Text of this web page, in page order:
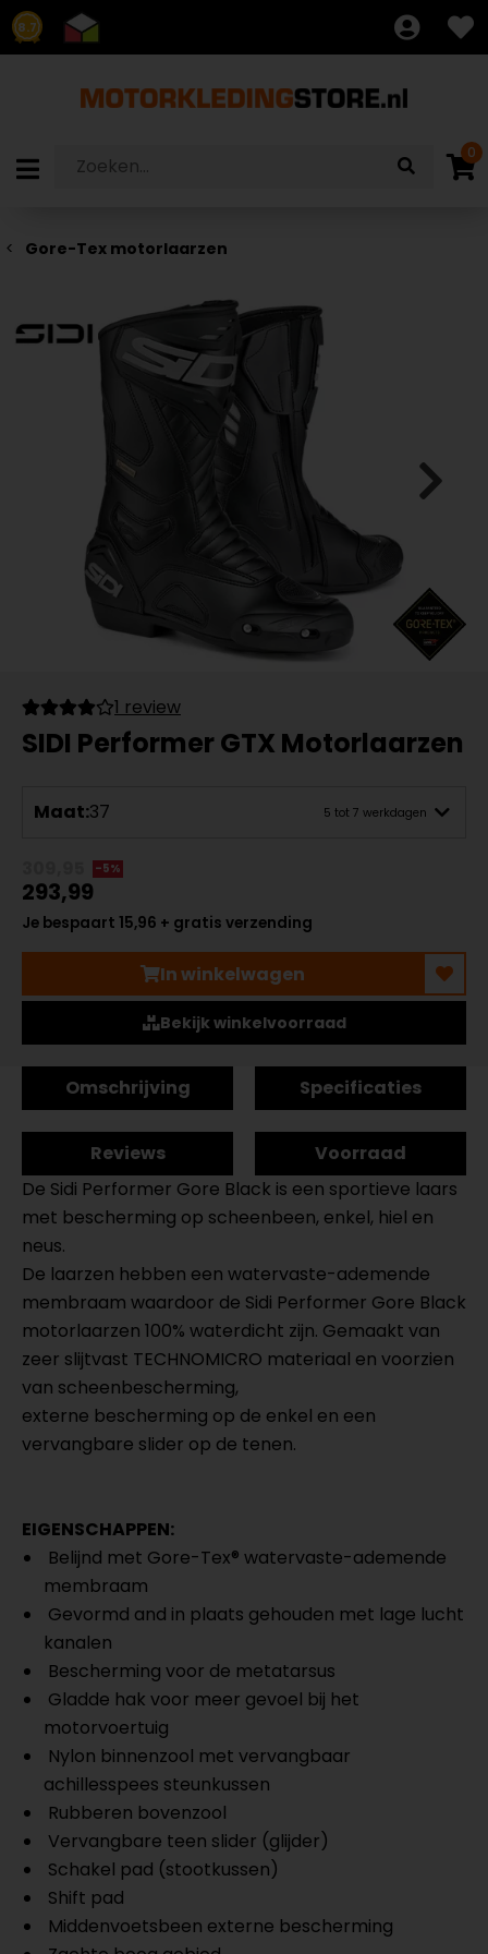
8.7
0
Gore-Tex motorlaarzen
1 review
SIDI Performer GTX Motorlaarzen
Maat:37 5 tot 7 werkdagen
-5%
293,99
Je bespaart 15,96 + gratis verzending
In winkelwagen
Bekijk winkelvoorraad
Omschrijving Specificaties
Reviews
Voorraad
De Sidi Performer Gore Black is een sportieve laars
met bescherming op scheenbeen, enkel, hiel en
neus.
De laarzen hebben een watervaste-ademende
membraam waardoor de Sidi Performer Gore Black
motorlaarzen 100% waterdicht zijn. Gemaakt van
zeer slijtvast TECHNOMICRO materiaal en voorzien
van scheenbescherming,
externe bescherming op de enkel en een
vervangbare slider op de tenen.
EIGENSCHAPPEN:
Belijnd met Gore-Tex® watervaste-ademende
membraam
Gevormd and in plaats gehouden met lage lucht
kanalen
Bescherming voor de metatarsus
Gladde hak voor meer gevoel bij het
motorvoertuig
Nylon binnenzool met vervangbaar
achillesspees steunkussen
Rubberen bovenzool
Vervangbare teen slider (glijder)
Schakel pad (stootkussen)
Shift pad
Middenvoetsbeen externe bescherming